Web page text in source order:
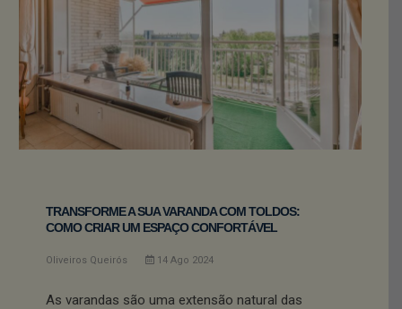
TRANSFORME A SUA VARANDA COM TOLDOS:
COMO CRIAR UM ESPAÇO CONFORTÁVEL
Oliveiros Queirós 14 Ago 2024
As varandas são uma extensão natural das